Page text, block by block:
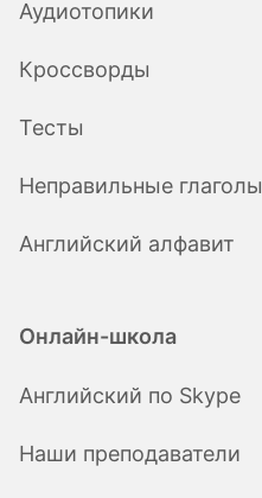
Аудиотопики
Кроссворды
Тесты
Неправильные глаголы
Английский алфавит
Онлайн-школа
Английский по Skype
Наши преподаватели